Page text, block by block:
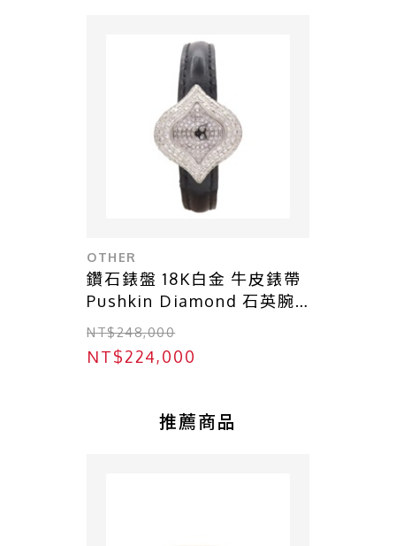
OTHER
鑽石錶盤 18K白金 牛皮錶帶
Pushkin Diamond 石英腕
錶 (錶帶非原廠)【Chopard
蕭邦】 12/7413
NT$248,000
NT$224,000
推薦商品